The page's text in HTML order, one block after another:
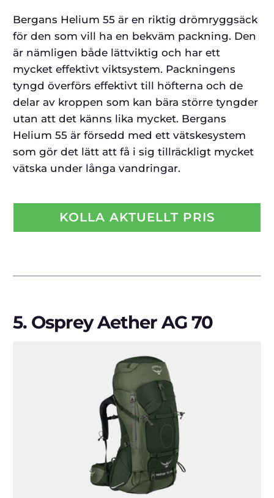
Bergans Helium 55 är en riktig drömryggsäck
för den som vill ha en bekväm packning. Den
är nämligen både lättviktig och har ett
mycket effektivt viktsystem. Packningens
tyngd överförs effektivt till höfterna och de
delar av kroppen som kan bära större tyngder
utan att det känns lika mycket. Bergans
Helium 55 är försedd med ett vätskesystem
som gör det lätt att få i sig tillräckligt mycket
vätska under långa vandringar.
KOLLA AKTUELLT PRIS
5. Osprey Aether AG 70